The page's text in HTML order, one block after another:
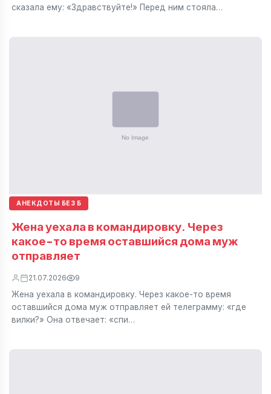
сказала ему: «Здравствуйте!» Перед ним стояла…
АНЕКДОТЫ БЕЗ Б
Жена уехала в командировку. Через
какое-то время оставшийся дома муж
отправляет
21.07.2026 9
Жена уехала в командировку. Через какое-то время
оставшийся дома муж отправляет ей телеграмму: «где
вилки?» Она отвечает: «спи…